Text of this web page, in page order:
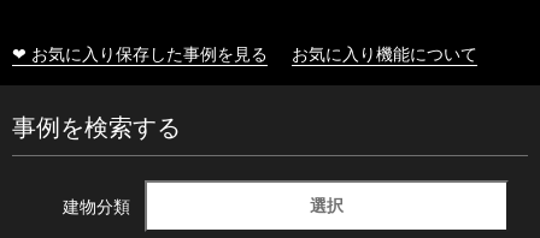
❤ お気に入り保存した事例を見る お気に入り機能について
事例を検索する
建物分類 選択